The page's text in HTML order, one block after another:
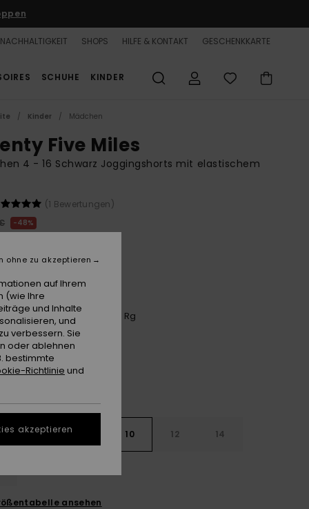
NACHHALTIGKEIT SHOPS HILFE & KONTAKT GESCHENKKARTE
SCHUHE KINDER
Kinder Mädchen
Five Miles
4 - 16 Schwarz Joggingshorts mit elastischem
(1 Bewertungen)
48%
RABATT 25% EXTRA
Anthracite Aquarella Active Rg
6 10 12 14
ansehen
auf Ihrem
(wie Ihre
und Inhalte
und
verbessern. Sie
oder ablehnen
bestimmte
Richtlinie und
ohne zu akzeptieren
akzeptieren